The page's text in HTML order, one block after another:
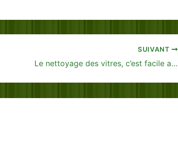
SUIVANT
Le nettoyage des vitres, c’est facile avec du vinaigre